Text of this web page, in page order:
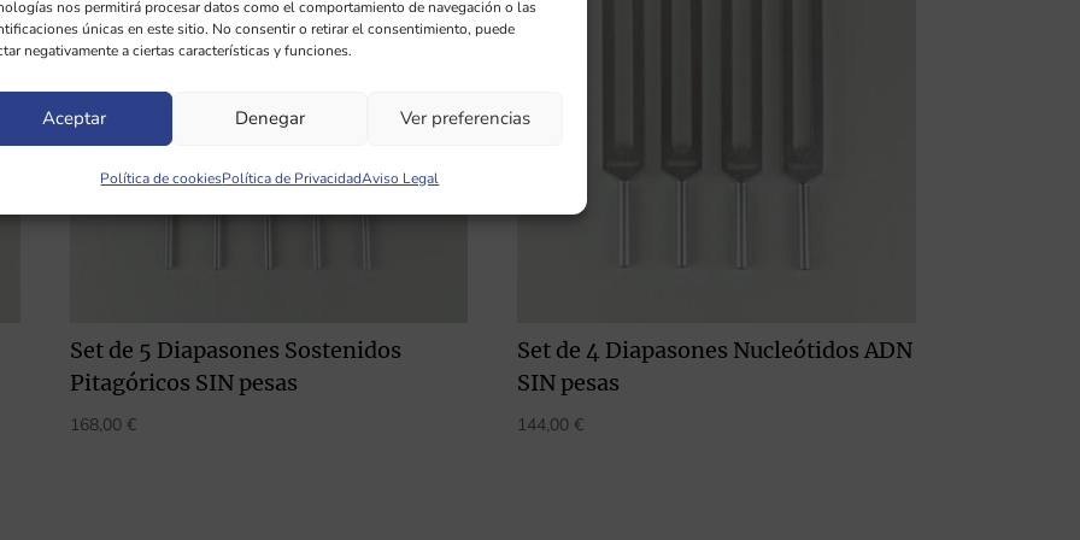
nos permitirá procesar datos como el comportamiento de navegación o las
únicas en este sitio. No consentir o retirar el consentimiento, puede
negativamente a ciertas características y funciones.
Aceptar Denegar Ver preferencias
Política de cookiesPolítica de PrivacidadAviso Legal
Set de 5 Diapasones Sostenidos
Pitagóricos SIN pesas
168,00 €
Set de 4 Diapasones Nucleótidos ADN
SIN pesas
144,00 €